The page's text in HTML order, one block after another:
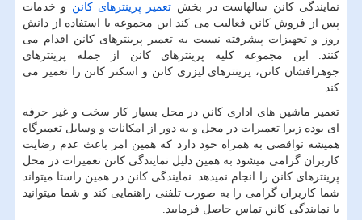
نمایندگی کانن سالهاست در بخش تعمیر پرینترهای کانن و خدمات
پس از فروش کانن فعالیت می کند این مجموعه با استفاده از دانش
روز و تجهیزات پیشرفته نسبت به تعمیر پرینترهای کانن اقدام می
کنند. این مجموعه کلیه پرینترهای کانن از جمله پرینترهای
جوهرافشان کانن، پرینترهای لیزری کانن و اسکنر کانن را تعمیر می
کند.
تعمیر ماشین های اداری کانن در محل بسیار کار سخت و غیر حرفه
ای بوده زیرا تعمیرات در محل و به دور از امکانات و وسایل تعمیرگاه
همیشه نواقصی به همراه خود دارد که همین امر باعث عدم رضایت
کاربران گرامی میشود به همین دلیل نمایندگی کانن تعمیرات در محل
پرینترهای کانن را انجام نمیدهد. نمایندگی کانن در همین راستا میتواند
شما کاربران گرامی را به صورت تلفنی راهنمایی کند و شما میتوانید
با نمایندگی کانن تماس حاصل فرمایید.